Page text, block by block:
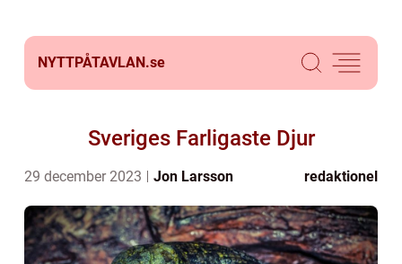
NYTTPÅTAVLAN.se
Sveriges Farligaste Djur
29 december 2023 Jon Larsson redaktionel